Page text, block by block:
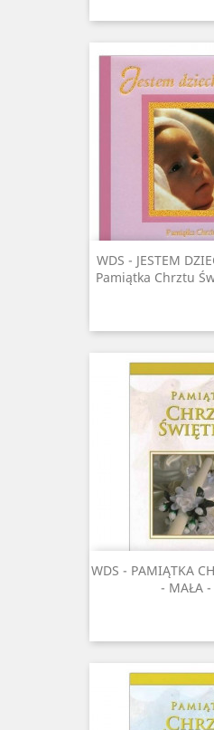
WDS - JESTEM
Pamiątka Chrztu
WDS - PAMIĄTKA
- MAŁA -